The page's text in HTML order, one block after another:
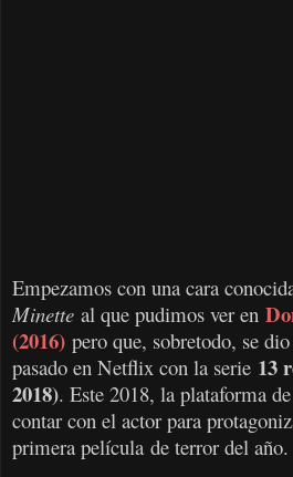
Empezamos con una cara
Minette al que pudimos ver en
(2016) pero que, sobretodo, se
pasado en Netflix con la serie 13
2018). Este 2018, la plataforma
contar con el actor para
primera película de terror del año.